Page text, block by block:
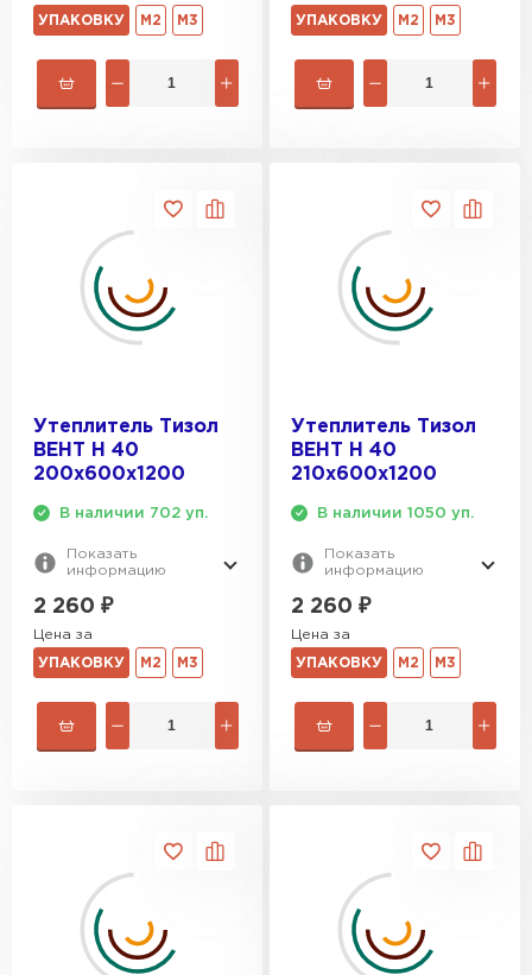
УПАКОВКУ М2 М3 УПАКОВКУ М2 М3
Утеплитель Тизол
ВЕНТ Н 40
200х600х1200
В наличии 702 уп.
Показать
информацию
2 260 ₽
Цена за
УПАКОВКУ М2 М3
Утеплитель Тизол
ВЕНТ Н 40
210х600х1200
В наличии 1050 уп.
Показать
информацию
2 260 ₽
Цена за
УПАКОВКУ М2 М3